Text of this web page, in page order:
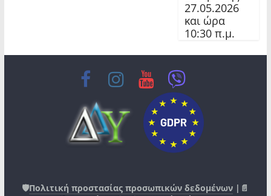
27.05.2026
και ώρα
10:30 π.μ.
🛡️Πολιτική προστασίας προσωπικών δεδομένων |📄